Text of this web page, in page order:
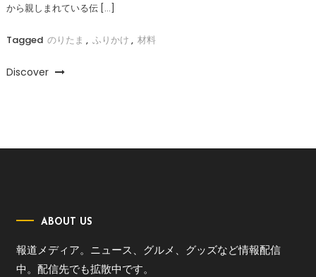
から親しまれている伝 […]
Tagged のりたま , ふりかけ , 材料
Discover
ABOUT US
報道メディア。ニュース、グルメ、グッズなど情報配信
中。配信先でも拡散中です。